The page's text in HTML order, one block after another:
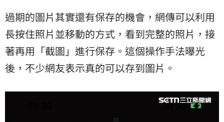
過期的圖片其實還有保存的機會，網傳可以利用
長按住照片並移動的方式，看到完整的照片，接
著再用「截圖」進行保存。這個操作手法曝光
後，不少網友表示真的可以存到圖片。